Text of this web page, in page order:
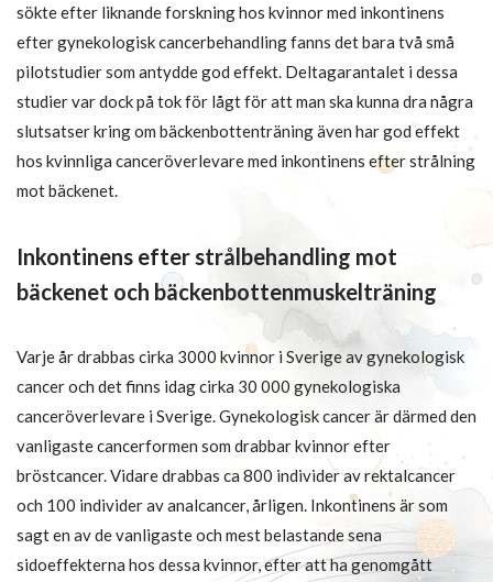
sökte efter liknande forskning hos kvinnor med inkontinens
efter gynekologisk cancerbehandling fanns det bara två små
pilotstudier som antydde god effekt. Deltagarantalet i dessa
studier var dock på tok för lågt för att man ska kunna dra några
slutsatser kring om bäckenbottenträning även har god effekt
hos kvinnliga canceröverlevare med inkontinens efter strålning
mot bäckenet.
Inkontinens efter strålbehandling mot
bäckenet och bäckenbottenmuskelträning
Varje år drabbas cirka 3000 kvinnor i Sverige av gynekologisk
cancer och det finns idag cirka 30 000 gynekologiska
canceröverlevare i Sverige. Gynekologisk cancer är därmed den
vanligaste cancerformen som drabbar kvinnor efter
bröstcancer. Vidare drabbas ca 800 individer av rektalcancer
och 100 individer av analcancer, årligen. Inkontinens är som
sagt en av de vanligaste och mest belastande sena
sidoeffekterna hos dessa kvinnor, efter att ha genomgått